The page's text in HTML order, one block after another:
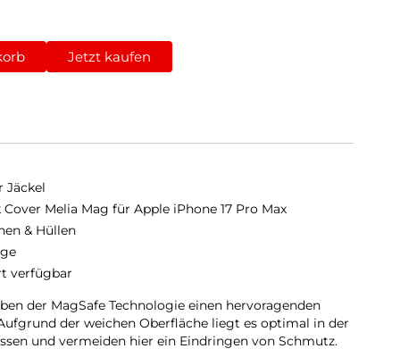
Jetzt kaufen
Jäckel
Cover Melia Mag für Apple iPhone 17 Pro Max
& Hüllen
verfügbar
der MagSafe Technologie einen hervoragenden
der weichen Oberfläche liegt es optimal in der
und vermeiden hier ein Eindringen von Schmutz.